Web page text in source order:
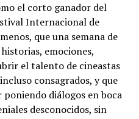
el corto ganador del
Internacional de
que una semana de
emociones,
el talento de cineastas
consagrados, y que
diálogos en boca
desconocidos, sin